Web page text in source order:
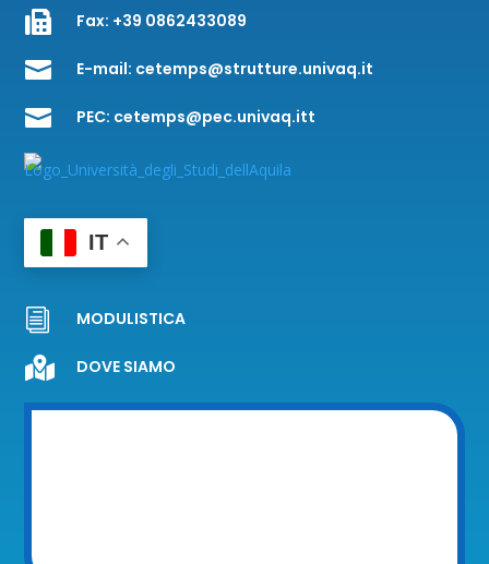
 Fax: +39 0862433089
 E-mail: cetemps@strutture.univaq.it
 PEC: cetemps@pec.univaq.itt
IT
i MODULISTICA
 DOVE SIAMO